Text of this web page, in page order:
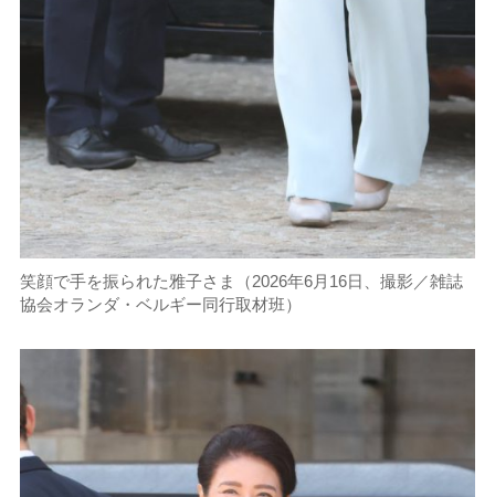
笑顔で手を振られた雅子さま（2026年6月16日、撮影／雑誌
協会オランダ・ベルギー同行取材班）